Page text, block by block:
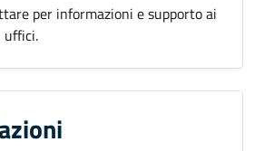
per informazioni e supporto ai
uffici.